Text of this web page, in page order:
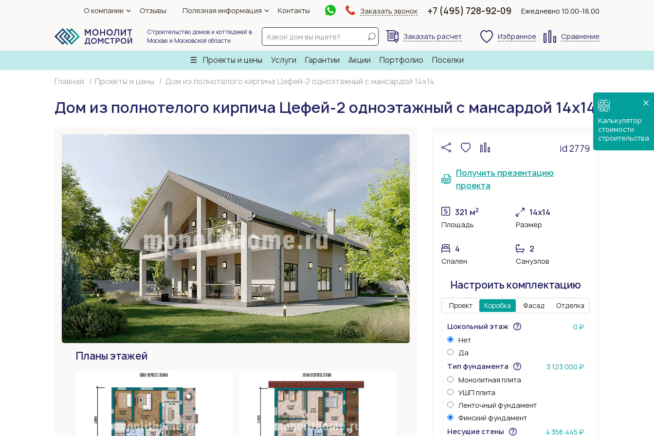
Калькулятор
стоимости
строительства
О компании Отзывы Полезная информация Контакты Заказать звонок +7 (495) 728-92-09 Ежедневно 10.00-18.00
Строительство домов и коттеджей в
Москве и Московской области
Заказать расчет Избранное Сравнение
Проекты и цены Услуги Гарантии Акции Портфолио Поселки
Главная Проекты и цены Дом из полнотелого кирпича Цефей-2 одноэтажный с мансардой 14х14
Дом из полнотелого кирпича Цефей-2 одноэтажный с мансардой 14х14
Планы этажей
id 2779
Получить презентацию
проекта
321 м2
Площадь
14х14
Размер
4
Спален
2
Санузлов
Настроить комплектацию
Проект Коробка Фасад Отделка
Цокольный этаж
0 ₽
Нет
Да
Тип фундамента
3 123 000 ₽
Монолитная плита
УШП плита
Ленточный фундамент
Финский фундамент
Несущие стены
4 356 445 ₽